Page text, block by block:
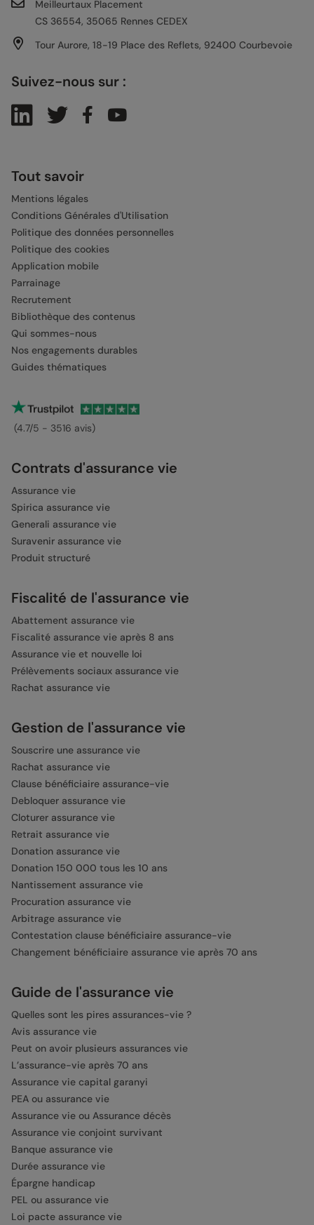
Meilleurtaux Placement
CS 36554, 35065 Rennes CEDEX
Tour Aurore, 18-19 Place des Reflets, 92400 Courbevoie
Suivez-nous sur :
Tout savoir
Mentions légales
Conditions Générales d'Utilisation
Politique des données personnelles
Politique des cookies
Application mobile
Parrainage
Recrutement
Bibliothèque des contenus
Qui sommes-nous
Nos engagements durables
Guides thématiques
(4.7/5 - 3516 avis)
Contrats d'assurance vie
Assurance vie
Spirica assurance vie
Generali assurance vie
Suravenir assurance vie
Produit structuré
Fiscalité de l'assurance vie
Abattement assurance vie
Fiscalité assurance vie après 8 ans
Assurance vie et nouvelle loi
Prélèvements sociaux assurance vie
Rachat assurance vie
Gestion de l'assurance vie
Souscrire une assurance vie
Rachat assurance vie
Clause bénéficiaire assurance-vie
Debloquer assurance vie
Cloturer assurance vie
Retrait assurance vie
Donation assurance vie
Donation 150 000 tous les 10 ans
Nantissement assurance vie
Procuration assurance vie
Arbitrage assurance vie
Contestation clause bénéficiaire assurance-vie
Changement bénéficiaire assurance vie après 70 ans
Guide de l'assurance vie
Quelles sont les pires assurances-vie ?
Avis assurance vie
Peut on avoir plusieurs assurances vie
L’assurance-vie après 70 ans
Assurance vie capital garanyi
PEA ou assurance vie
Assurance vie ou Assurance décès
Assurance vie conjoint survivant
Banque assurance vie
Durée assurance vie
Épargne handicap
PEL ou assurance vie
Loi pacte assurance vie